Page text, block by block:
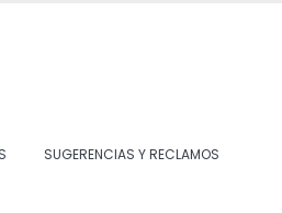
SUGERENCIAS Y RECLAMOS